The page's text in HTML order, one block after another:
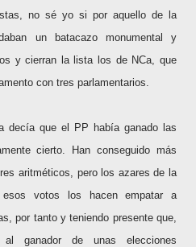
no sé yo si por aquello de la
un batacazo monumental y
y cierran la lista los de NCa, que
con tres parlamentarios.
decía que el PP había ganado las
cierto. Han conseguido más
aritméticos, pero los azares de la
esos votos los hacen empatar a
por tanto y teniendo presente que,
al ganador de unas elecciones